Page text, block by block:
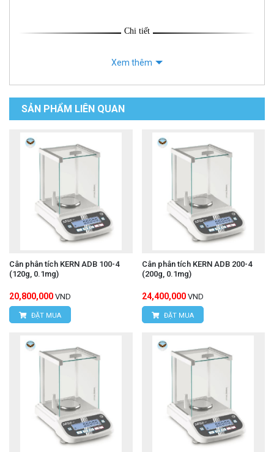
Chi tiết
Xem thêm
SẢN PHẨM LIÊN QUAN
Cân phân tích KERN ADB 100-4
(120g, 0.1mg)
20,800,000 VND
ĐẶT MUA
Cân phân tích KERN ADB 200-4
(200g, 0.1mg)
24,400,000 VND
ĐẶT MUA